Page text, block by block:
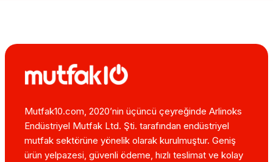
Mutfak10.com, 2020’nin üçüncü çeyreğinde Arlinoks
Endüstriyel Mutfak Ltd. Şti. tarafından endüstriyel
mutfak sektörüne yönelik olarak kurulmuştur. Geniş
ürün yelpazesi, güvenli ödeme, hızlı teslimat ve kolay